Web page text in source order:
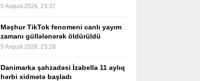
5 Avqust 2026, 23:37
Məşhur TikTok fenomeni canlı yayım
zamanı güllələnərək öldürüldü
5 Avqust 2026, 23:28
Danimarka şahzadəsi İzabella 11 aylıq
hərbi xidmətə başladı